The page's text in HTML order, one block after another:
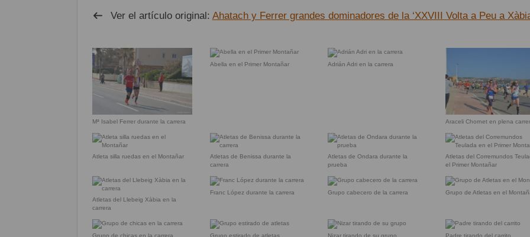
Ver el artículo original: Ahatach y Ferrer grandes dominadores de la ‘XXVIII Volta a Peu a
Mª Isabel Ferrer durante la carrera
Abella en el Primer Montañar Adrián Adri en la carrera
Araceli Chornet en plena
Atleta silla ruedas en el Montañar
Atletas de Benissa durante la
carrera
Atletas de Ondara durante la
prueba
Atletas del Corremundos
el Primer Montañar
Atletas del Llebeig Xàbia en la
carrera
Franc López durante la carrera Grupo cabecero de la carrera Grupo de Atletas en el
Grupo de chicas en la carrera Grupo estirado de atletas Nizar tirando de su grupo Padre tirando del carrito